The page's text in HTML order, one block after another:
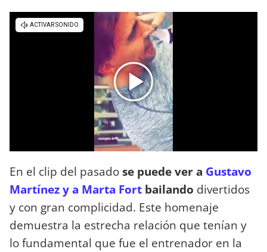
En el clip del pasadose puede ver a Gustavo
Martínez y a Marta Fort bailando divertidos
y con gran complicidad. Este homenaje
demuestra la estrecha relación que tenían y
lo fundamental que fue el entrenador en la